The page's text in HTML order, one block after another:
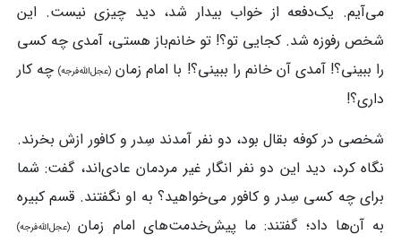
می‌آیم. یک‌دفعه از خواب بیدار شد، دید ‌چیزی نیست. این
شخص رفوزه شد. کجایی تو؟! تو خانم‌باز هستی، آمدی چه کسی
را ببینی؟! آمدی آن خانم را ببینی؟! با امام زمان (عجل‌الله‌فرجه)چه ‌کار
داری؟!
شخصی در کوفه بقال بود، دو نفر آمدند سِدر و کافور ازش بخرند.
نگاه کرد، دید این دو نفر انگار غیر مردمان عادی‌اند، گفت: شما
برای چه‌ کسی سِدر و کافور می‌خواهید؟ به او نگفتند. قسم‌ کبیره
به آن‌ها داد؛ گفتند: ما پیش‌خدمت‌های امام زمان (عجل‌الله‌فرجه)